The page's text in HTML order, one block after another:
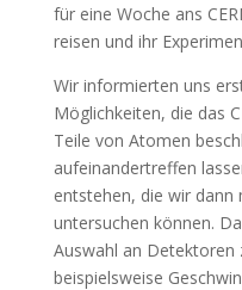
für eine Woche ans
reisen und ihr
Wir informierten uns
Möglichkeiten, die das
Teile von Atomen
aufeinandertreffen
entstehen, die wir
untersuchen können.
Auswahl an Detektoren
beispielsweise